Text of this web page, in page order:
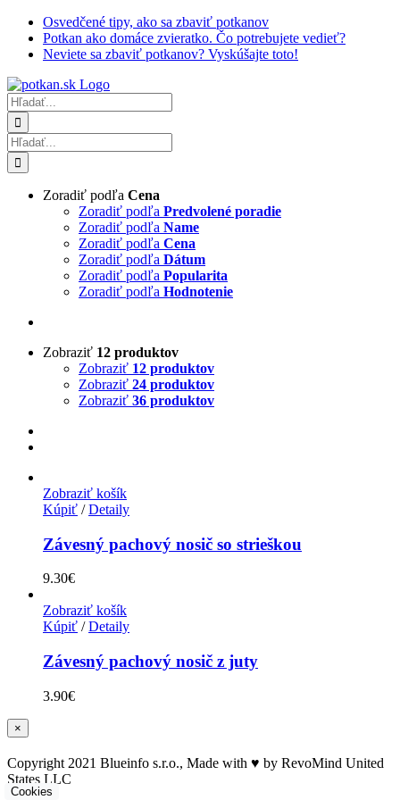
Skip
content
Osvedčené tipy, ako sa zbaviť potkanov
Potkan ako domáce zvieratko. Čo potrebujete vedieť?
Neviete sa zbaviť potkanov? Vyskúšajte toto!
Hľadať:
Hľadať:
Zoradiť podľa Cena
Zoradiť podľa Predvolené poradie
Zoradiť podľa Name
Zoradiť podľa Cena
Zoradiť podľa Dátum
Zoradiť podľa Popularita
Zoradiť podľa Hodnotenie
Zobraziť 12 produktov
Zobraziť 12 produktov
Zobraziť 24 produktov
Zobraziť 36 produktov
Zobraziť košík
Kúpiť / Detaily
Závesný pachový nosič so strieškou
9.30€
Zobraziť košík
Kúpiť / Detaily
Závesný pachový nosič z juty
3.90€
Zatvoriť
rýchle
produktu
×
Copyright 2021 Blueinfo s.r.o., Made with ♥ by RevoMind United
States LLC
Facebook
Twitter
Instagram
Pinterest
Cookies